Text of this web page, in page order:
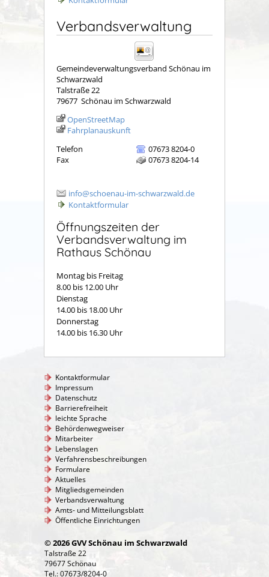
Verbandsverwaltung
Gemeindeverwaltungsverband Schönau im
Schwarzwald
Talstraße 22
79677 Schönau im Schwarzwald
OpenStreetMap
Fahrplanauskunft
Telefon
07673 8204-0
Fax
07673 8204-14
info@schoenau-im-schwarzwald.de
Kontaktformular
Öffnungszeiten der
Verbandsverwaltung im
Rathaus Schönau
Montag bis Freitag
8.00 bis 12.00 Uhr
Dienstag
14.00 bis 18.00 Uhr
Donnerstag
14.00 bis 16.30 Uhr
Kontaktformular
Impressum
Datenschutz
Barrierefreiheit
leichte Sprache
Behördenwegweiser
Mitarbeiter
Lebenslagen
Verfahrensbeschreibungen
Formulare
Aktuelles
Mitgliedsgemeinden
Verbandsverwaltung
Amts- und Mitteilungsblatt
Öffentliche Einrichtungen
© 2026 GVV Schönau im Schwarzwald
Talstraße 22
79677 Schönau
Tel.: 07673/8204-0